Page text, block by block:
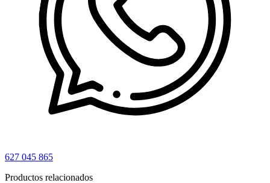
627 045 865
Productos relacionados